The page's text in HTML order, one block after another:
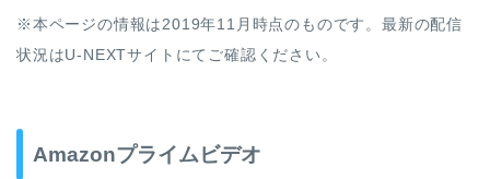
※本ページの情報は2019年11月時点のものです。最新の配信
状況はU-NEXTサイトにてご確認ください。
Amazonプライムビデオ